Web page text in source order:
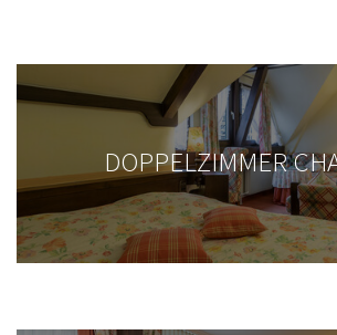
DOPPELZIMMER
KULINARISCHER KALENDER